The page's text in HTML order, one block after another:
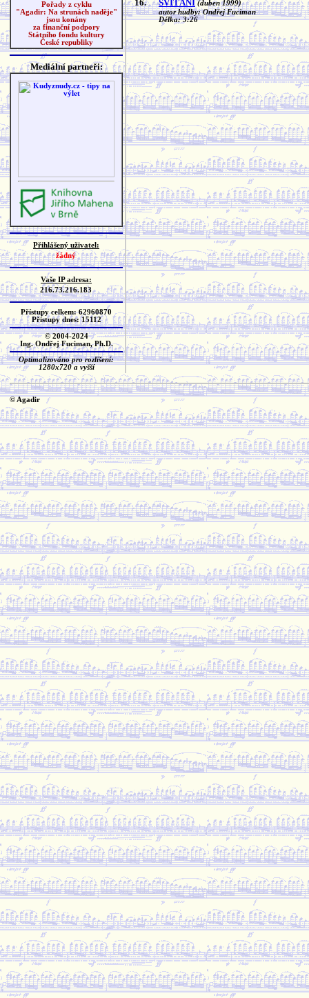
Pořady z cyklu
"Agadir: Na strunách naděje"
jsou konány
za finanční podpory
Státního fondu kultury
České republiky
Mediální partneři:
Přihlášený uživatel:
žádný
Vaše IP adresa:
216.73.216.183
Přístupy celkem: 62960870
Přístupy dnes: 15112
© 2004-2024
Ing. Ondřej Fuciman, Ph.D.
Optimalizováno pro rozlišení:
1280x720 a vyšší
16. SVÍTÁNÍ (duben 1999)
autor hudby: Ondřej Fuciman
Délka: 3:26
© Agadir